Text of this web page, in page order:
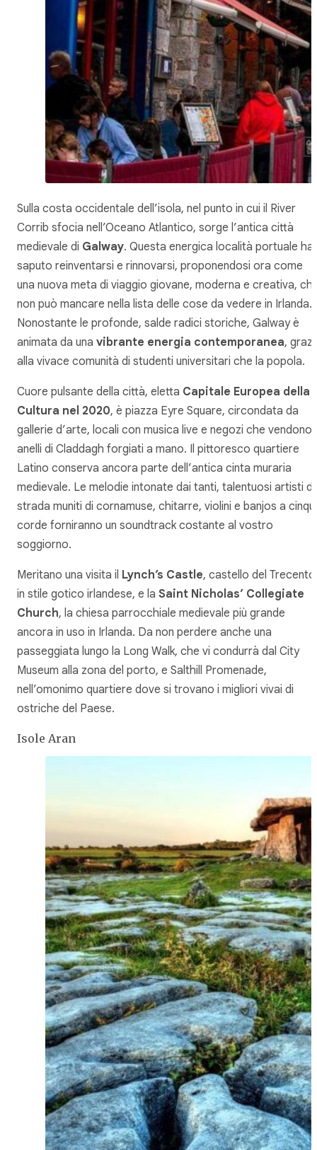
Sulla costa occidentale dell’isola, nel punto in cui il River
Corrib sfocia nell’Oceano Atlantico, sorge l’antica città
medievale di Galway. Questa energica località portuale ha
saputo reinventarsi e rinnovarsi, proponendosi ora come
una nuova meta di viaggio giovane, moderna e creativa,
non può mancare nella lista delle cose da vedere in Irlanda.
Nonostante le profonde, salde radici storiche, Galway è
animata da una vibrante energia contemporanea,
alla vivace comunità di studenti universitari che la popola.
Cuore pulsante della città, eletta Capitale Europea della
Cultura nel 2020, è piazza Eyre Square, circondata da
gallerie d’arte, locali con musica live e negozi che vendono
anelli di Claddagh forgiati a mano. Il pittoresco quartiere
Latino conserva ancora parte dell’antica cinta muraria
medievale. Le melodie intonate dai tanti, talentuosi artisti di
strada muniti di cornamuse, chitarre, violini e banjos a
corde forniranno un soundtrack costante al vostro
soggiorno.
Meritano una visita il Lynch’s Castle, castello del Trecento
in stile gotico irlandese, e la Saint Nicholas’ Collegiate
Church, la chiesa parrocchiale medievale più grande
ancora in uso in Irlanda. Da non perdere anche una
passeggiata lungo la Long Walk, che vi condurrà dal City
Museum alla zona del porto, e Salthill Promenade,
nell’omonimo quartiere dove si trovano i migliori vivai di
ostriche del Paese.
Isole Aran